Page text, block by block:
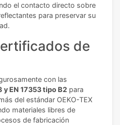
el contacto directo sobre
para preservar su
de
con las
y EN 17353 tipo B2 para
del estándar OEKO-TEX
materiales libres de
de fabricación